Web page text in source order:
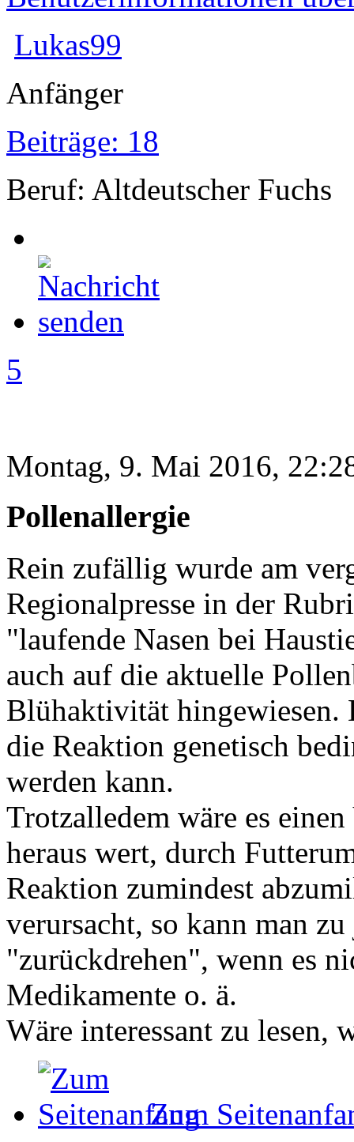
Lukas99
Anfänger
Beiträge: 18
Beruf: Altdeutscher Fuchs
5
Montag, 9. Mai 2016,
Pollenallergie
Rein zufällig wurde am
Regionalpresse in der
"laufende Nasen bei
auch auf die aktuelle
Blühaktivität hingewiesen.
die Reaktion genetisch
werden kann.
Trotzalledem wäre es
heraus wert, durch
Reaktion zumindest
verursacht, so kann man
"zurückdrehen", wenn es
Medikamente o. ä.
Wäre interessant zu lesen,
Zum